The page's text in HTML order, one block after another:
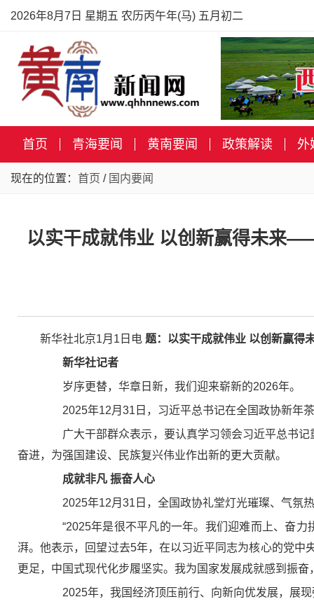
2026年8月7日 星期五 农历丙午年(马) 五月初二
首页 青海要闻 黄南要闻 政策解读 外
现在的位置： 首页 / 国内要闻
以实干成就伟业 以创新赢得未来
新华社北京1月1日电 题：以实干成就伟业 以创新赢得
新华社记者
岁序更替，华章日新，我们迎来崭新的2026年。
2025年12月31日，习近平总书记在全国政协新年茶
广大干部群众表示，要认真学习领会习近平总书记
奋进，为强国建设、民族复兴伟业作出新的更大贡献。
成就非凡 振奋人心
2025年12月31日，全国政协礼堂灯光璀璨、气氛
“2025年是很不平凡的一年。我们迎难而上、奋力
湃。他表示，回望过去5年，在以习近平同志为核心的党
更足，中国式现代化步履坚实。我为国家发展成就感到振
2025年，我国经济顶压前行、向新向优发展，展现